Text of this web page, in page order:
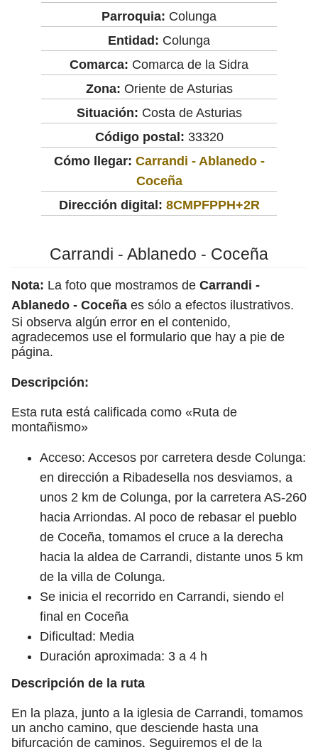
Parroquia: Colunga
Entidad: Colunga
Comarca: Comarca de la Sidra
Zona: Oriente de Asturias
Situación: Costa de Asturias
Código postal: 33320
Cómo llegar: Carrandi - Ablanedo -
Coceña
Dirección digital: 8CMPFPPH+2R
Carrandi - Ablanedo - Coceña
Nota: La foto que mostramos de Carrandi -
Ablanedo - Coceña es sólo a efectos ilustrativos.
Si observa algún error en el contenido,
agradecemos use el formulario que hay a pie de
página.
Descripción:
Esta ruta está calificada como «Ruta de
montañismo»
Acceso: Accesos por carretera desde Colunga:
en dirección a Ribadesella nos desviamos, a
unos 2 km de Colunga, por la carretera AS-260
hacia Arriondas. Al poco de rebasar el pueblo
de Coceña, tomamos el cruce a la derecha
hacia la aldea de Carrandi, distante unos 5 km
de la villa de Colunga.
Se inicia el recorrido en Carrandi, siendo el
final en Coceña
Dificultad: Media
Duración aproximada: 3 a 4 h
Descripción de la ruta
En la plaza, junto a la iglesia de Carrandi, tomamos
un ancho camino, que desciende hasta una
bifurcación de caminos. Seguiremos el de la